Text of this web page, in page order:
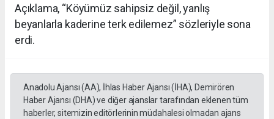
Açıklama, “Köyümüz sahipsiz değil, yanlış
beyanlarla kaderine terk edilemez” sözleriyle sona
erdi.
Anadolu Ajansı (AA), İhlas Haber Ajansı (İHA), Demirören
Haber Ajansı (DHA) ve diğer ajanslar tarafından eklenen tüm
haberler, sitemizin editörlerinin müdahalesi olmadan ajans